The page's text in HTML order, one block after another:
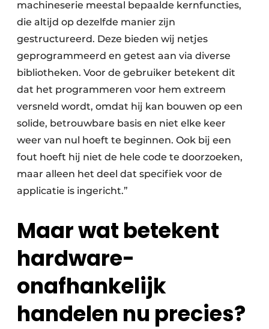
machineserie meestal bepaalde kernfuncties,
die altijd op dezelfde manier zijn
gestructureerd. Deze bieden wij netjes
geprogrammeerd en getest aan via diverse
bibliotheken. Voor de gebruiker betekent dit
dat het programmeren voor hem extreem
versneld wordt, omdat hij kan bouwen op een
solide, betrouwbare basis en niet elke keer
weer van nul hoeft te beginnen. Ook bij een
fout hoeft hij niet de hele code te doorzoeken,
maar alleen het deel dat specifiek voor de
applicatie is ingericht.”
Maar wat betekent
hardware-
onafhankelijk
handelen nu precies?